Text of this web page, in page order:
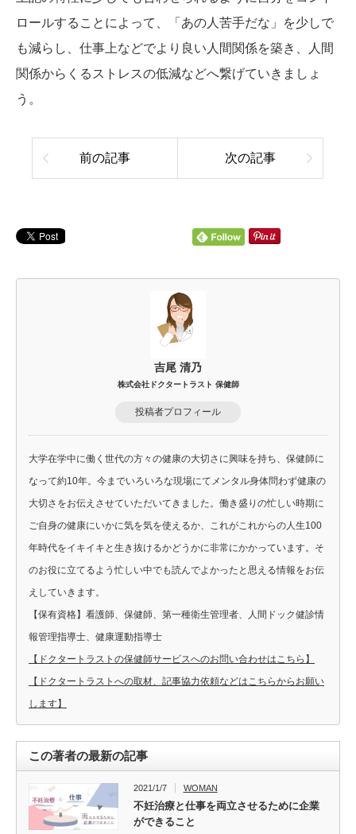
ロールすることによって、「あの人苦手だな」を少しで
も減らし、仕事上などでより良い人間関係を築き、人間
関係からくるストレスの低減などへ繋げていきましょ
う。
前の記事 次の記事
吉尾 清乃
株式会社ドクタートラスト 保健師
投稿者プロフィール
大学在学中に働く世代の方々の健康の大切さに興味を持ち、保健師に
なって約10年。今までいろいろな現場にてメンタル身体問わず健康の
大切さをお伝えさせていただいてきました。働き盛りの忙しい時期に
ご自身の健康にいかに気を気を使えるか、これがこれからの人生100
年時代をイキイキと生き抜けるかどうかに非常にかかっています。そ
のお役に立てるよう忙しい中でも読んでよかったと思える情報をお伝
えしていきます。
【保有資格】看護師、保健師、第一種衛生管理者、人間ドック健診情
報管理指導士、健康運動指導士
【ドクタートラストの保健師サービスへのお問い合わせはこちら】
【ドクタートラストへの取材、記事協力依頼などはこちらからお願い
します】
この著者の最新の記事
2021/1/7 WOMAN
不妊治療と仕事を両立させるために企業
ができること